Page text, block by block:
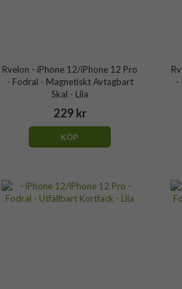
Rvelon - iPhone 12/iPhone 12 Pro
- Fodral - Magnetiskt Avtagbart
Skal - Lila
229 kr
KÖP
-